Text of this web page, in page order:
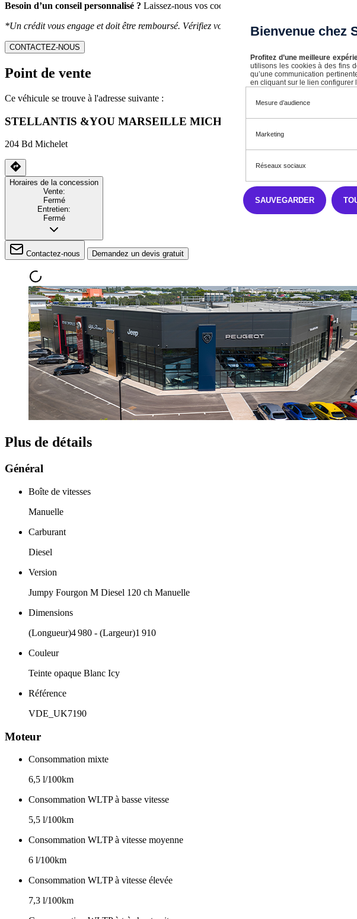
Besoin d’un conseil personnalisé ? Laissez-nous vos coordonnées : l’un de nos experts
*Un crédit vous engage et doit être remboursé. Vérifiez vos capacités de remboursement
CONTACTEZ-NOUS
Point de vente
Ce véhicule se trouve à l'adresse suivante :
STELLANTIS &YOU MARSEILLE MICHELET
204 Bd Michelet
Horaires de la concession
Vente:
Fermé
Entretien:
Fermé
Contactez-nous Demandez un devis gratuit
Plus de détails
Général
Boîte de vitesses
Manuelle
Carburant
Diesel
Version
Jumpy Fourgon M Diesel 120 ch Manuelle
Dimensions
(Longueur)4 980 - (Largeur)1 910
Couleur
Teinte opaque Blanc Icy
Référence
VDE_UK7190
Moteur
Consommation mixte
6,5 l/100km
Consommation WLTP à basse vitesse
5,5 l/100km
Consommation WLTP à vitesse moyenne
6 l/100km
Consommation WLTP à vitesse élevée
7,3 l/100km
Bienvenue chez
Profitez d’une meilleure
utilisons les cookies à des fins
qu’une communication
en cliquant sur le lien
Mesure d’audience
Marketing
Réseaux sociaux
SAUVEGARDER